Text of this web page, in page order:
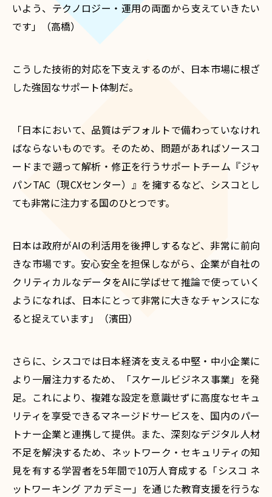
いよう、テクノロジー・運用の両面から支えていきたい
です」（高橋）
こうした技術的対応を下支えするのが、日本市場に根ざ
した強固なサポート体制だ。
「日本において、品質はデフォルトで備わっていなけれ
ばならないものです。そのため、問題があればソースコ
ードまで遡って解析・修正を行うサポートチーム『ジャ
パンTAC（現CXセンター）』を擁するなど、シスコとし
ても非常に注力する国のひとつです。
日本は政府がAIの利活用を後押しするなど、非常に前向
きな市場です。安心安全を担保しながら、企業が自社の
クリティカルなデータをAIに学ばせて推論で使っていく
ようになれば、日本にとって非常に大きなチャンスにな
ると捉えています」（濱田）
さらに、シスコでは日本経済を支える中堅・中小企業に
より一層注力するため、「スケールビジネス事業」を発
足。これにより、複雑な設定を意識せずに高度なセキュ
リティを享受できるマネージドサービスを、国内のパー
トナー企業と連携して提供。また、深刻なデジタル人材
不足を解決するため、ネットワーク・セキュリティの知
見を有する学習者を5年間で10万人育成する「シスコ ネ
ットワーキング アカデミー」を通じた教育支援を行うな